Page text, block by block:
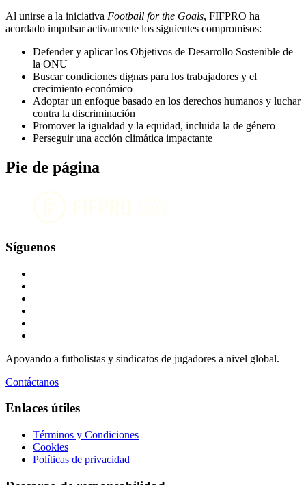
Al unirse a la iniciativa Football for the Goals, FIFPRO ha
acordado impulsar activamente los siguientes compromisos:
Defender y aplicar los Objetivos de Desarrollo Sostenible de
la ONU
Buscar condiciones dignas para los trabajadores y el
crecimiento económico
Adoptar un enfoque basado en los derechos humanos y luchar
contra la discriminación
Promover la igualdad y la equidad, incluida la de género
Perseguir una acción climática impactante
Pie de página
Síguenos
Apoyando a futbolistas y sindicatos de jugadores a nivel global.
Contáctanos
Enlaces útiles
Términos y Condiciones
Cookies
Políticas de privacidad